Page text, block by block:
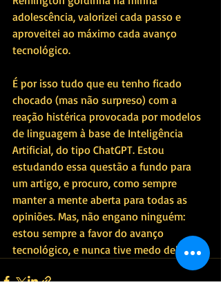
adolescência, valorizei cada passo e
aproveitei ao máximo cada avanço
tecnológico.
É por isso tudo que eu tenho ficado
chocado (mas não surpreso) com a
reação histérica provocada por modelos
de linguagem à base de Inteligência
Artificial, do tipo ChatGPT. Estou
estudando essa questão a fundo para
um artigo, e procuro, como sempre
manter a mente aberta para todas as
opiniões. Mas, não engano ninguém:
estou sempre a favor do avanço
tecnológico, e nunca tive medo dele.